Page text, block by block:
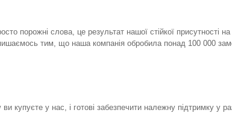
порожні слова, це результат нашої стійкої присутності
тим, що наша компанія обробила понад 100 000
купуєте у нас, і готові забезпечити належну підтримку у